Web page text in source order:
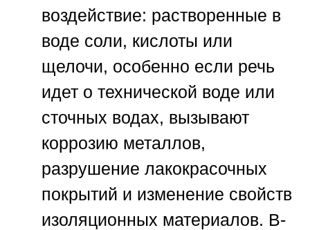
воздействие: растворенные в
воде соли, кислоты или
щелочи, особенно если речь
идет о технической воде или
сточных водах, вызывают
коррозию металлов,
разрушение лакокрасочных
покрытий и изменение свойств
изоляционных материалов. В-